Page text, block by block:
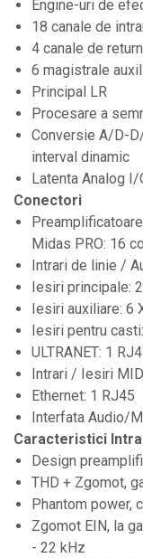
Protectii antifonice
Rack studio
Recordere de studio
Recordere portabile
Standuri si stative de
Subwoofere de studio
Tratament acustic
Lumini si efecte
Accesorii pentru lumini
Bare Led
Case-uri de lumini
Comenzi si controllere
Ecrane LED
Efecte de lumini
Lasere
Masini de fum si ceata
Mixere DMX
Moving Head-uri
Engine-uri de
18 canale de
4 canale de
6 magistrale
Principal LR
Procesare a
Conversie A/D-
interval dinamic
Latenta Analog I/
Conectori
Midas PRO: 16
Intrari de linie /
Iesiri principale:
Iesiri auxiliare: 6
Iesiri pentru
ULTRANET: 1
Intrari / Iesiri
Ethernet: 1 RJ45
Interfata Audio/
Caracteristici
Design
THD + Zgomot,
Phantom power,
Zgomot EIN, la
- 22 kHz